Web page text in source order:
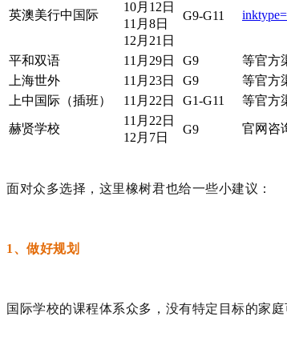
英澳美行中国际
10月12日
11月8日
12月21日
G9-G11
平和双语 11月29日 G9
等官方
上海世外
11月23日 G9
等官方
上中国际（插班）
11月22日 G1-G11 等官方
赫贤学校
11月22日
12月7日
G9 官网咨
面对众多选择，这里橡树君也给一些小建议：
1、做好规划
国际学校的课程体系众多，没有特定目标的家